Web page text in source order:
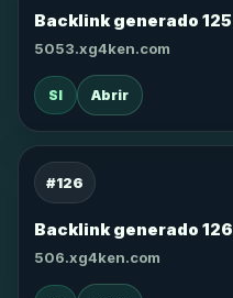
Backlink generado 125
5053.xg4ken.com
SI Abrir
#126
Backlink generado 126
506.xg4ken.com